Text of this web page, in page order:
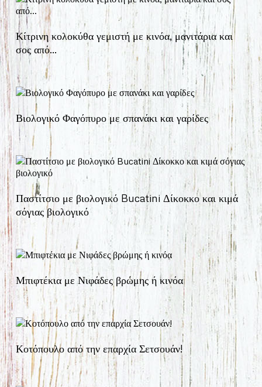
Κίτρινη κολοκύθα γεμιστή με κινόα, μανιτάρια και
σος από…
Βιολογικό Φαγόπυρο με σπανάκι και γαρίδες
Παστίτσιο με βιολογικό Bucatini Δίκοκκο και κιμά
σόγιας βιολογικό
Μπιφτέκια με Νιφάδες βρώμης ή κινόα
Κοτόπουλο από την επαρχία Σετσουάν!